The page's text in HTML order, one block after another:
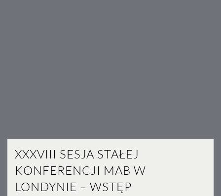
XXXVIII SESJA STAŁEJ
KONFERENCJI MAB W
LONDYNIE – WSTĘP